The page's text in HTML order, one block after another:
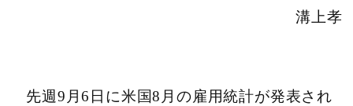
溝上孝
先週9月6日に米国8月の雇用統計が発表され